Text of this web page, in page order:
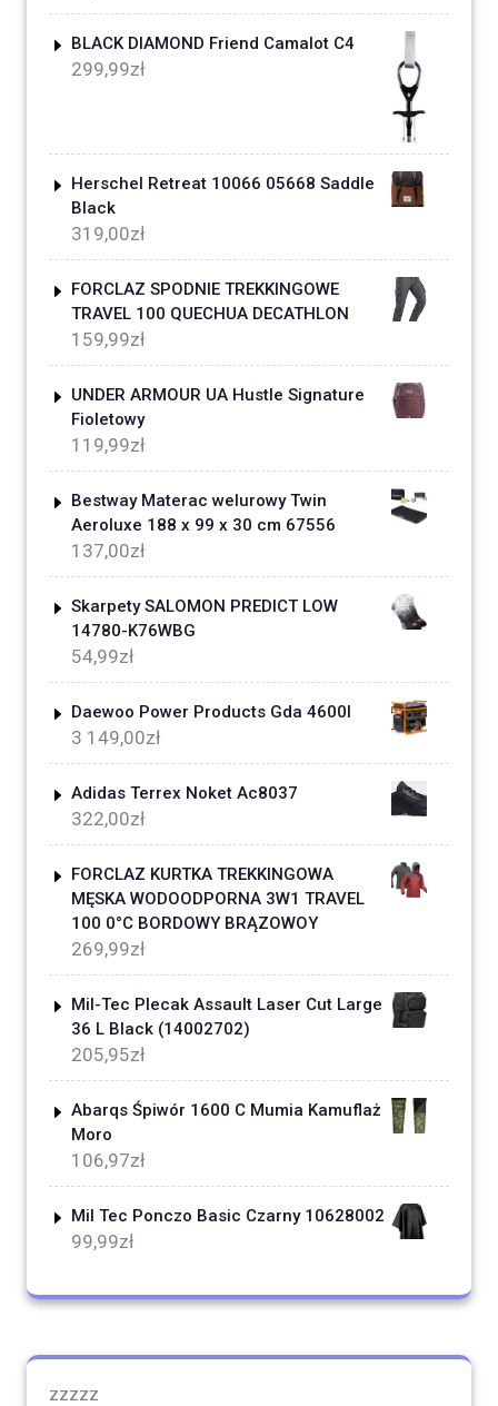
BLACK DIAMOND Friend Camalot C4
299,99zł
Herschel Retreat 10066 05668 Saddle
Black
319,00zł
FORCLAZ SPODNIE TREKKINGOWE
TRAVEL 100 QUECHUA DECATHLON
159,99zł
UNDER ARMOUR UA Hustle Signature
Fioletowy
119,99zł
Bestway Materac welurowy Twin
Aeroluxe 188 x 99 x 30 cm 67556
137,00zł
Skarpety SALOMON PREDICT LOW
14780-K76WBG
54,99zł
Daewoo Power Products Gda 4600I
3 149,00zł
Adidas Terrex Noket Ac8037
322,00zł
FORCLAZ KURTKA TREKKINGOWA
MĘSKA WODOODPORNA 3W1 TRAVEL
100 0°C BORDOWY BRĄZOWOY
269,99zł
Mil-Tec Plecak Assault Laser Cut Large
36 L Black (14002702)
205,95zł
Abarqs Śpiwór 1600 C Mumia Kamuflaż
Moro
106,97zł
Mil Tec Ponczo Basic Czarny 10628002
99,99zł
zzzzz